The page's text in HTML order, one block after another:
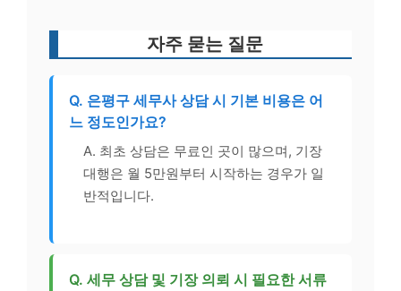
자주 묻는 질문
Q. 은평구 세무사 상담 시 기본 비용은 어
느 정도인가요?
A. 최초 상담은 무료인 곳이 많으며, 기장
대행은 월 5만원부터 시작하는 경우가 일
반적입니다.
Q. 세무 상담 및 기장 의뢰 시 필요한 서류